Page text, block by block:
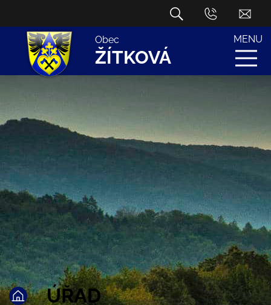
Obec
ŽÍTKOVÁ
MENU
ÚŘAD